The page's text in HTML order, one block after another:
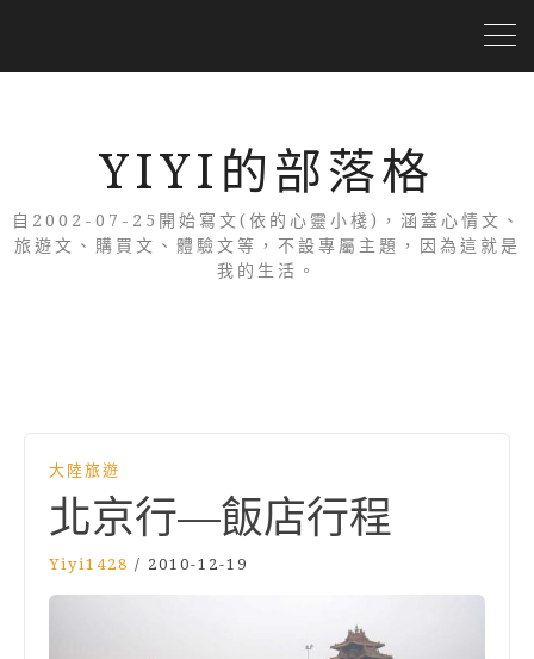
YIYI的部落格
自2002-07-25開始寫文(依的心靈小棧)，涵蓋心情文、
旅遊文、購買文、體驗文等，不設專屬主題，因為這就是
我的生活。
大陸旅遊
北京行—飯店行程
Yiyi1428 / 2010-12-19